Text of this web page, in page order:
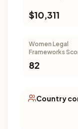
$10,311
Women Legal
Frameworks
82
Country